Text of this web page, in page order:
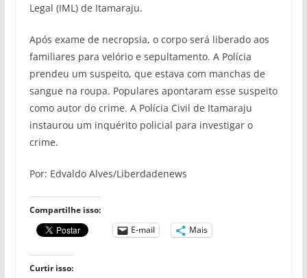
Legal (IML) de Itamaraju.
Após exame de necropsia, o corpo será liberado aos
familiares para velório e sepultamento. A Polícia
prendeu um suspeito, que estava com manchas de
sangue na roupa. Populares apontaram esse suspeito
como autor do crime. A Polícia Civil de Itamaraju
instaurou um inquérito policial para investigar o
crime.
Por: Edvaldo Alves/Liberdadenews
Compartilhe isso:
E-mail
Mais
Curtir isso: